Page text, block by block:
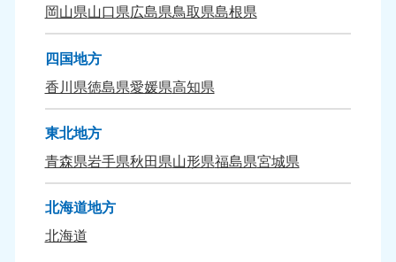
岡山県山口県広島県鳥取県島根県
四国地方
香川県徳島県愛媛県高知県
東北地方
青森県岩手県秋田県山形県福島県宮城県
北海道地方
北海道